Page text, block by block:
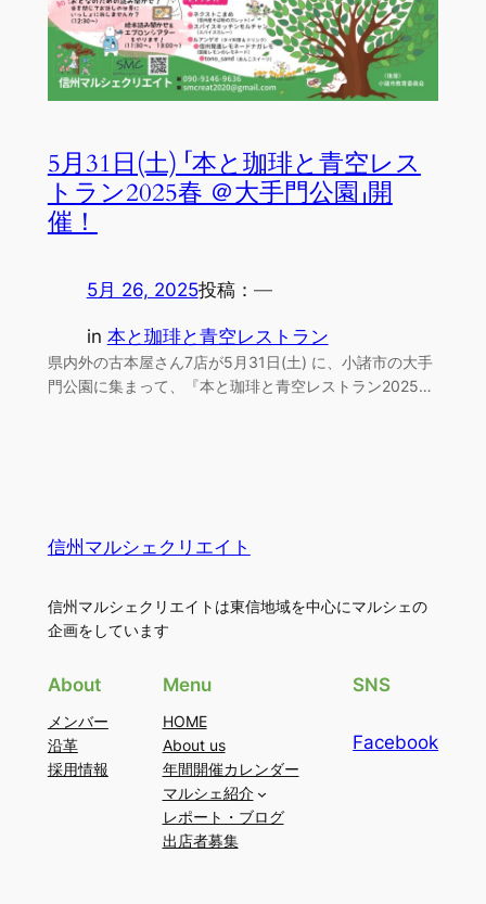
5月31日(土) 「本と珈琲と青空レス
トラン2025春 ＠大手門公園」開
催！
5月 26, 2025投稿： —
in 本と珈琲と青空レストラン
県内外の古本屋さん7店が5月31日(土) に、小諸市の大手
門公園に集まって、『本と珈琲と青空レストラン2025…
信州マルシェクリエイト
信州マルシェクリエイトは東信地域を中心にマルシェの
企画をしています
About
メンバー
沿革
採用情報
Menu
HOME
About us
年間開催カレンダー
マルシェ紹介
レポート・ブログ
出店者募集
SNS
Facebook